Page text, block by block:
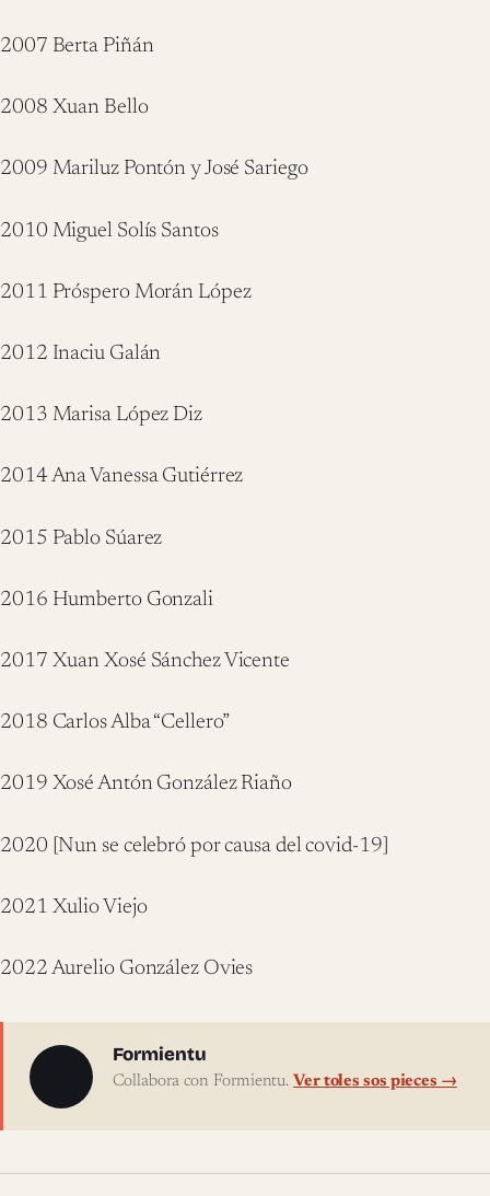
2007 Berta Piñán
2008 Xuan Bello
2009 Mariluz Pontón y José Sariego
2010 Miguel Solís Santos
2011 Próspero Morán López
2012 Inaciu Galán
2013 Marisa López Diz
2014 Ana Vanessa Gutiérrez
2015 Pablo Súarez
2016 Humberto Gonzali
2017 Xuan Xosé Sánchez Vicente
2018 Carlos Alba “Cellero”
2019 Xosé Antón González Riaño
2020 [Nun se celebró por causa del covid-19]
2021 Xulio Viejo
2022 Aurelio González Ovies
Sobre l'autor
Formientu
Collabora con Formientu. Ver toles sos pieces →